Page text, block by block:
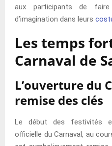
aux participants de
d’imagination dans leurs
Les temps
Carnaval de
L’ouverture du
remise des clés
Le début des festivités
officielle du Carnaval, au